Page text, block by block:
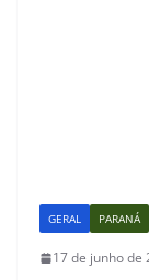
GERAL PARANÁ
17 de junho de